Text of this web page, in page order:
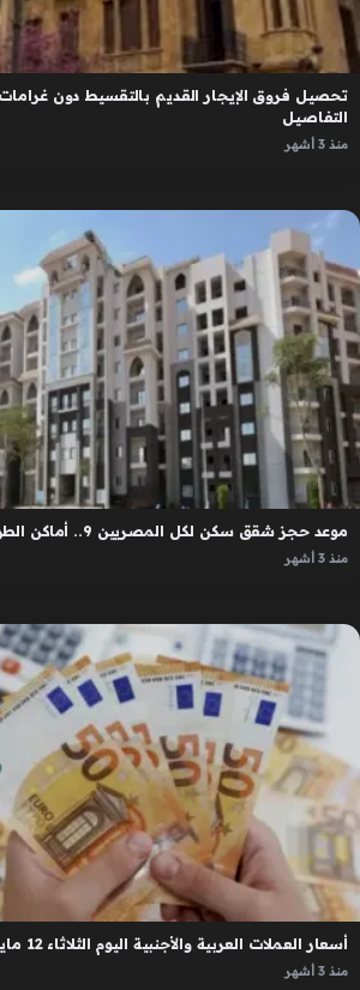
تحصيل فروق الإيجار القديم بالتقسيط دون
التفاصيل
منذ 3 أشهر
موعد حجز شقق سكن لكل المصريين 9.. أماكن الطرح وتفاصيل الأسعار
منذ 3 أشهر
أسعار العملات العربية والأجنبية اليوم الثلاثاء 12 مايو 2026
منذ 3 أشهر